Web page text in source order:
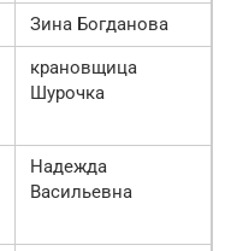
Зина Богданова
крановщица
Шурочка
Надежда
Васильевна